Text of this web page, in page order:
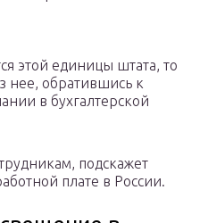
этой единицы штата, то
нее, обратившись к
в бухгалтерской
подскажет
плате в России.